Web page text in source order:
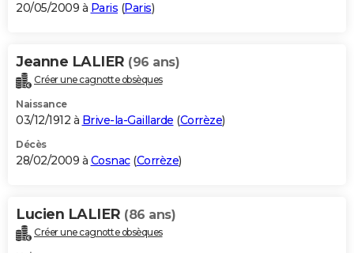
20/05/2009 à Paris (Paris)
Jeanne LALIER (96 ans)
Créer une cagnotte obsèques
Naissance
03/12/1912 à Brive-la-Gaillarde (Corrèze)
Décès
28/02/2009 à Cosnac(Corrèze)
Lucien LALIER (86 ans)
Créer une cagnotte obsèques